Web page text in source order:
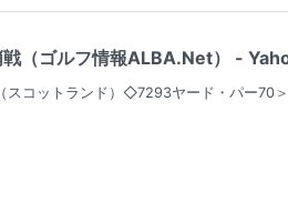
（ゴルフ情報ALBA.Net） -
コットランド）◇7293ヤード・パー70＞